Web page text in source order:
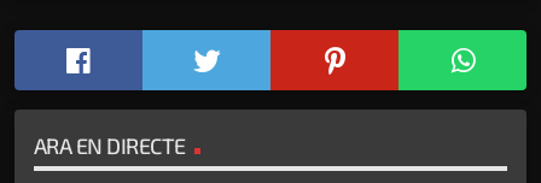
ARA EN DIRECTE